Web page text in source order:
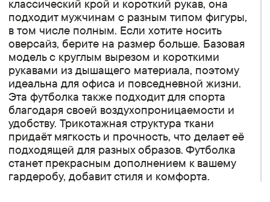
классический крой и короткий рукав, она
подходит мужчинам с разным типом фигуры,
в том числе полным. Если хотите носить
оверсайз, берите на размер больше. Базовая
модель с круглым вырезом и короткими
рукавами из дышащего материала, поэтому
идеальна для офиса и повседневной жизни.
Эта футболка также подходит для спорта
благодаря своей воздухопроницаемости и
удобству. Трикотажная структура ткани
придаёт мягкость и прочность, что делает её
подходящей для разных образов. Футболка
станет прекрасным дополнением к вашему
гардеробу, добавит стиля и комфорта.